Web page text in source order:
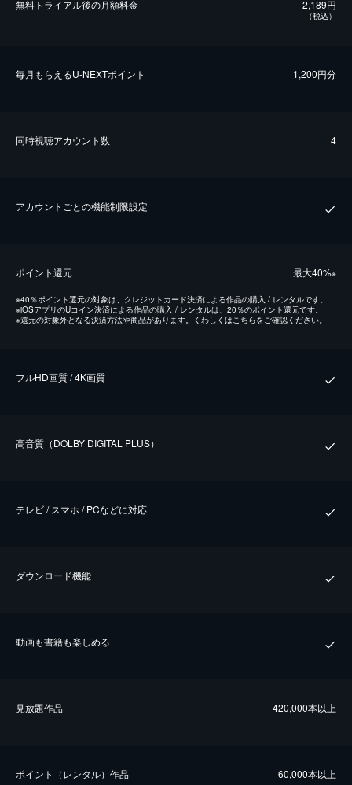
無料トライアル後の⽉額料金 2,189円
（税込）
毎⽉もらえるU-NEXTポイント 1,200円分
同時視聴アカウント数 4
アカウントごとの機能制限設定
ポイント還元 最⼤40%※
※40％ポイント還元の対象は、クレジットカード決済による作品の購入 / レンタルです。
※iOSアプリのUコイン決済による作品の購入 / レンタルは、20％のポイント還元です。
※還元の対象外となる決済方法や商品があります。くわしくはこちらをご確認ください。
フルHD画質 / 4K画質
⾼⾳質（DOLBY DIGITAL PLUS）
テレビ / スマホ / PCなどに対応
ダウンロード機能
動画も書籍も楽しめる
⾒放題作品 420,000本以上
ポイント（レンタル）作品 60,000本以上